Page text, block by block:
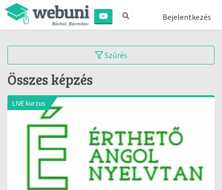
Bejelentkezés
Szűrés
Összes képzés
LIVE kurzus